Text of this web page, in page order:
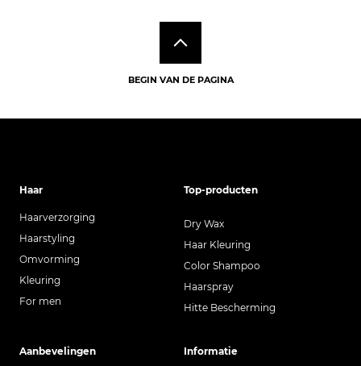
BEGIN VAN DE PAGINA
Haar
Haarverzorging
Haarstyling
Omvorming
Kleuring
For men
Top-producten
Dry Wax
Haar Kleuring
Color Shampoo
Haarspray
Hitte Bescherming
Aanbevelingen Informatie